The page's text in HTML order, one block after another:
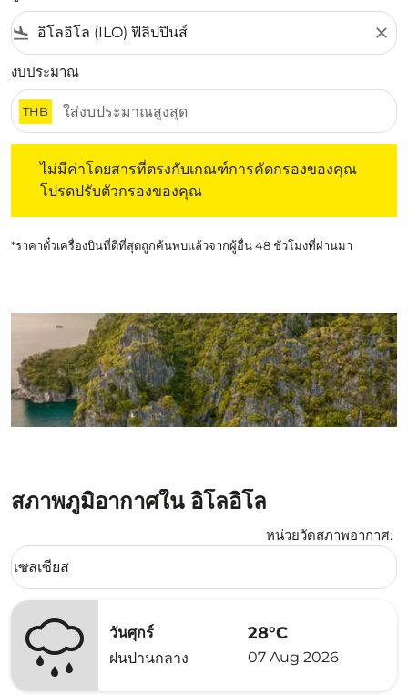
flight_land close
งบประมาณ
THB
ไม่มีค่าโดยสารที่ตรงกับเกณฑ์การคัดกรองของคุณ
โปรดปรับตัวกรองของคุณ
*ราคาตั๋วเครื่องบินที่ดีที่สุดถูกค้นพบแล้วจากผู้อื่น 48 ชั่วโมงที่ผ่านมา
สภาพภูมิอากาศใน อิโลอิโล
หน่วยวัดสภาพอากาศ:
Weather unit option เซลเซียส Selected
เซลเซียส
keyboard_arrow_down
วันศุกร์
ฝนปานกลาง
28°C
07 Aug 2026